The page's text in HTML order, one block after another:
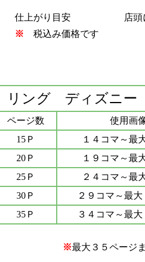
仕上がり目安
店頭に
※ 税込み価格です
リング ディズニ
ページ数
使用画
15Ｐ
１４コマ～最
20Ｐ
１９コマ～最
25Ｐ
２４コマ～最
30Ｐ
２９コマ～最
35Ｐ
３４コマ～最
※最大３５ペー